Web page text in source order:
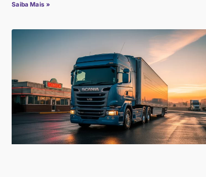
Saiba Mais »